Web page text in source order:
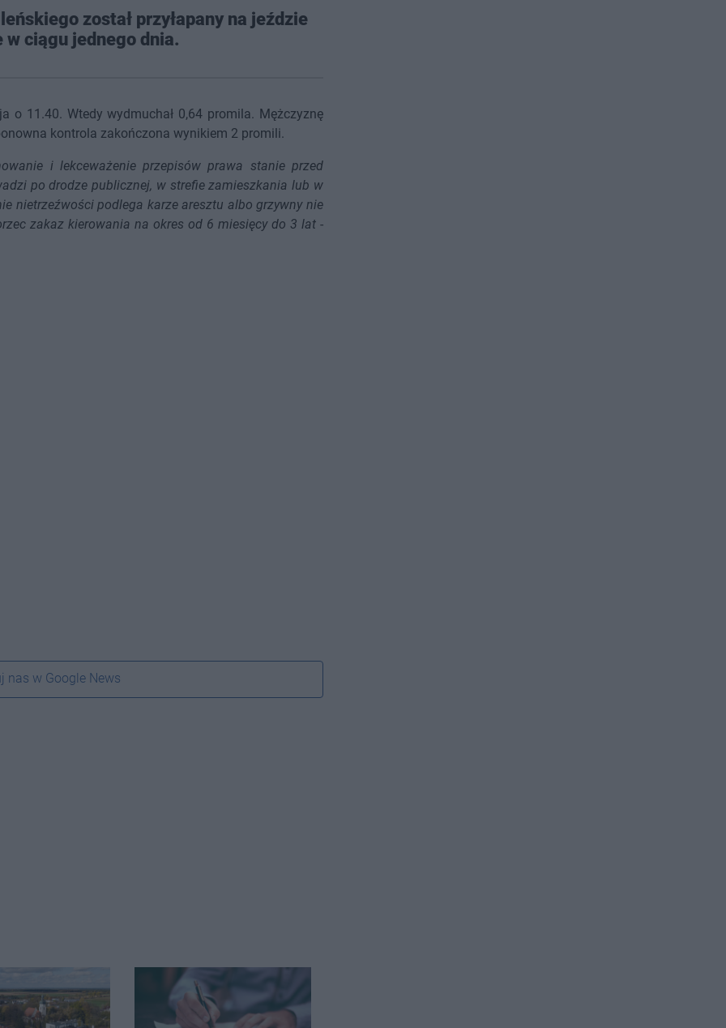
został przyłapany na jeździe
ciągu jednego dnia.
11.40. Wtedy wydmuchał 0,64 promila. Mężczyznę
kontrola zakończona wynikiem 2 promili.
i lekceważenie przepisów prawa stanie przed
po drodze publicznej, w strefie zamieszkania lub w
nietrzeźwości podlega karze aresztu albo grzywny nie
zakaz kierowania na okres od 6 miesięcy do 3 lat -
nas w Google News